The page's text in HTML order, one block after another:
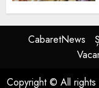
CabaretNews
Copyright © All rights